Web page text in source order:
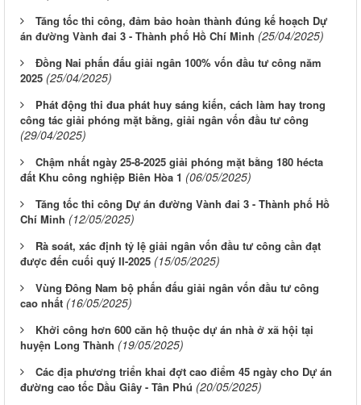
Tăng tốc thi công, đảm bảo hoàn thành đúng kế hoạch Dự
án đường Vành đai 3 - Thành phố Hồ Chí Minh (25/04/2025)
Đồng Nai phấn đấu giải ngân 100% vốn đầu tư công năm
2025 (25/04/2025)
Phát động thi đua phát huy sáng kiến, cách làm hay trong
công tác giải phóng mặt bằng, giải ngân vốn đầu tư công
(29/04/2025)
Chậm nhất ngày 25-8-2025 giải phóng mặt bằng 180 hécta
đất Khu công nghiệp Biên Hòa 1 (06/05/2025)
Tăng tốc thi công Dự án đường Vành đai 3 - Thành phố Hồ
Chí Minh (12/05/2025)
Rà soát, xác định tỷ lệ giải ngân vốn đầu tư công cần đạt
được đến cuối quý II-2025 (15/05/2025)
Vùng Đông Nam bộ phấn đấu giải ngân vốn đầu tư công
cao nhất (16/05/2025)
Khởi công hơn 600 căn hộ thuộc dự án nhà ở xã hội tại
huyện Long Thành (19/05/2025)
Các địa phương triển khai đợt cao điểm 45 ngày cho Dự án
đường cao tốc Dầu Giây - Tân Phú (20/05/2025)